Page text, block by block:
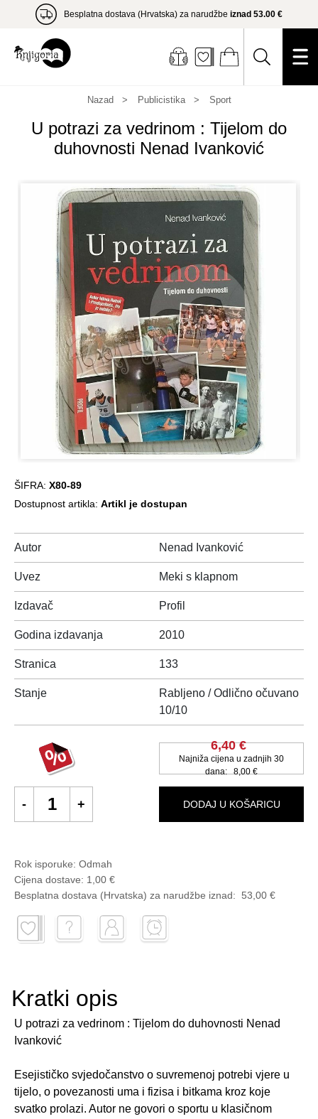
Besplatna dostava (Hrvatska) za narudžbe iznad 53.00 €
Nazad Publicistika Sport
U potrazi za vedrinom : Tijelom do
duhovnosti Nenad Ivanković
ŠIFRA: X80-89
Dostupnost artikla: Artikl je dostupan
Autor Nenad Ivanković
Uvez Meki s klapnom
Izdavač Profil
Godina izdavanja 2010
Stranica 133
Stanje
Rabljeno / Odlično očuvano
10/10
6,40 €
Najniža cijena u zadnjih 30
dana:8,00 €
DODAJ U KOŠARICU
Rok isporuke: Odmah
Cijena dostave: 1,00 €
Besplatna dostava (Hrvatska) za narudžbe iznad: 53,00 €
Kratki opis
U potrazi za vedrinom : Tijelom do duhovnosti Nenad
Ivanković
Esejističko svjedočanstvo o suvremenoj potrebi vjere u
tijelo, o povezanosti uma i fizisa i bitkama kroz koje
svatko prolazi. Autor ne govori o sportu u klasičnom